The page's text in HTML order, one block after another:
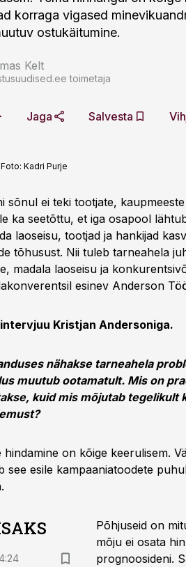
korraga vigased
ostukäitumine.
Kelt
toimetaja
Jaga Salvesta
Foto: Kadri Purje
sõnul ei teki tootjate,
ka seetõttu, et iga osapool
laoseisu, tootjad ja hankijad
tõhusust. Nii tuleb tarneahela
madala laoseisu ja
esinev Anderson
Kristjan Andersoniga.
nähakse tarneahela
muutub ootamatult. Mis on
kuid mis mõjutab tegelikult
hindamine on kõige keerulisem.
see esile kampaaniatoodete
Põhjuseid on
mõju ei osata
prognoosideni.